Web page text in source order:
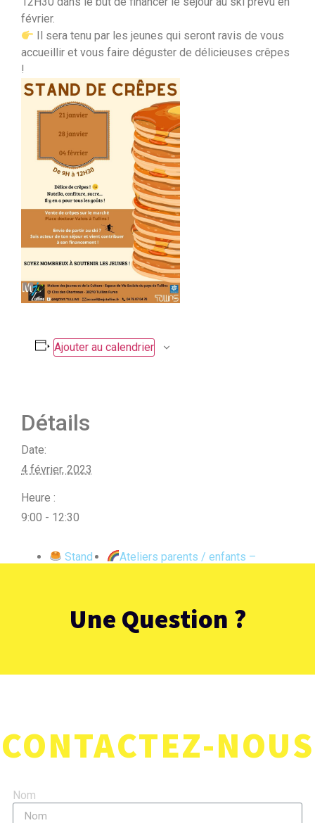
février.
Il sera tenu par les jeunes qui seront ravis de vous
accueillir et vous faire déguster de délicieuses crêpes
!
Ajouter au calendrier
Détails
Date:
4 février, 2023
Heure :
9:00 - 12:30
Stand
Ateliers parents / enfants –
Une Question ?
CONTACTEZ-NOUS
Nom